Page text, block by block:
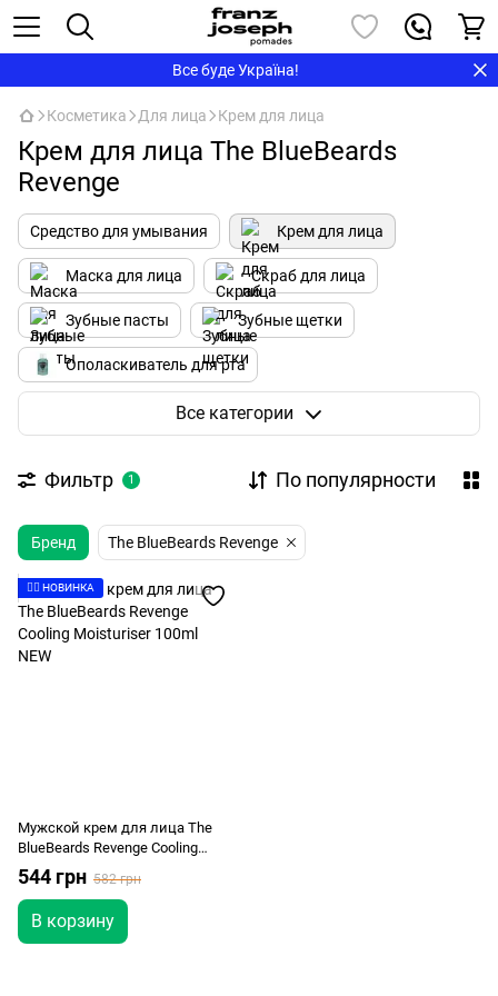
Все буде Україна!
Косметика Для лица Крем для лица
Крем для лица The BlueBeards
Revenge
Средство для умывания Крем для лица
Маска для лица Скраб для лица
Зубные пасты Зубные щетки
Ополаскиватель для рта
Очистка и тонизацияВсе категории
Фильтр 1 По популярности
Бренд The BlueBeards Revenge
👉🏻 НОВИНКА
Мужской крем для лица The
BlueBeards Revenge Cooling
Moisturiser 100ml NEW
544 грн 582 грн
В корзину